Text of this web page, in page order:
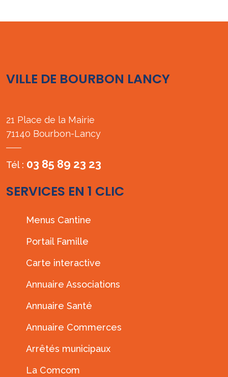
VILLE DE BOURBON LANCY
21 Place de la Mairie
71140 Bourbon-Lancy
Tél : 03 85 89 23 23
SERVICES EN 1 CLIC
Menus Cantine
Portail Famille
Carte interactive
Annuaire Associations
Annuaire Santé
Annuaire Commerces
Arrêtés municipaux
La Comcom